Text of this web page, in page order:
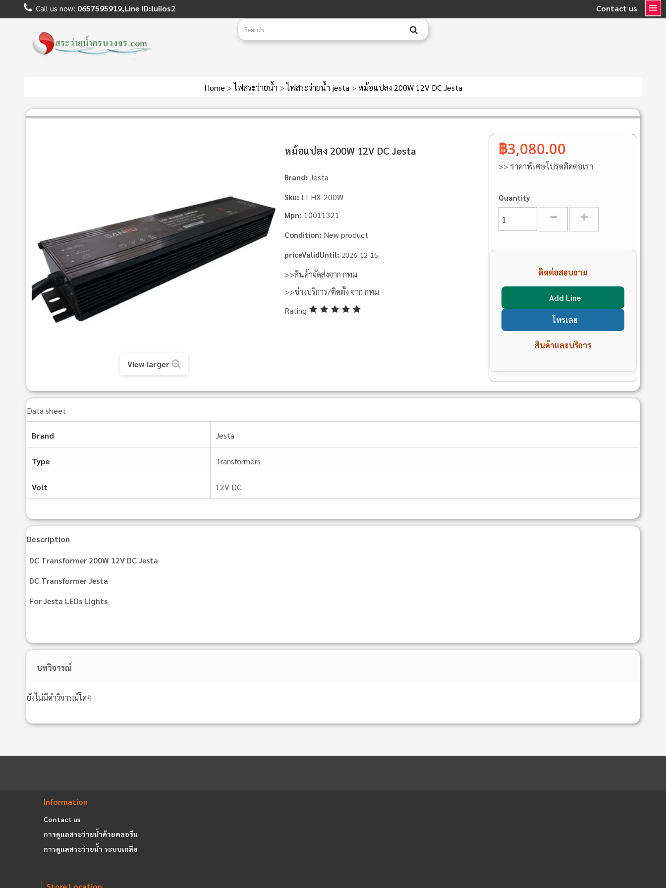
Contact us
Call us now: 0657595919,Line ID:luiios2
Home > ไฟสระว่ายน้ำ > ไฟสระว่ายน้ำ jesta > หม้อแปลง 200W 12V DC Jesta
View larger
หม้อแปลง 200W 12V DC Jesta
Brand: Jesta
Sku: LI-HX-200W
Mpn: 10011321
Condition: New product
priceValidUntil: 2026-12-15
>>สินค้าจัดส่งจาก กทม
>>ช่างบริการ/ติดตั้ง จาก กทม
Rating
฿3,080.00
>> ราคาพิเศษโปรดติดต่อเรา
Quantity
ติดต่อสอบถาม
Add Line
โทรเลย
สินค้าและบริการ
Data sheet
Brand Jesta
Type Transformers
Volt 12V DC
Description
DC Transformer 200W 12V DC Jesta
DC Transformer Jesta
For Jesta LEDs Lights
บทวิจารณ์
ยังไม่มีคำวิจารณ์ใดๆ
Information
Contact us
การดูแลสระว่ายน้ำด้วยคลอรีน
การดูแลสระว่ายน้ำ ระบบเกลือ